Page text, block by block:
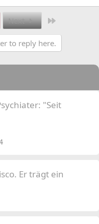
Next
to reply here.
"Seit
Er trägt ein